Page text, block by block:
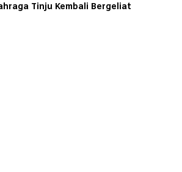
Tinju Kembali Bergeliat